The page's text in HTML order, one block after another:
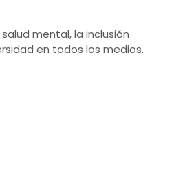
mental, la inclusión
en todos los medios.